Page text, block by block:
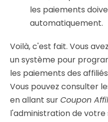
les paiements
automatiquement.
Voilà, c'est fait. Vous
un système pour
les paiements des
Vous pouvez consulter
en allant surCoupon
l'administration de votre